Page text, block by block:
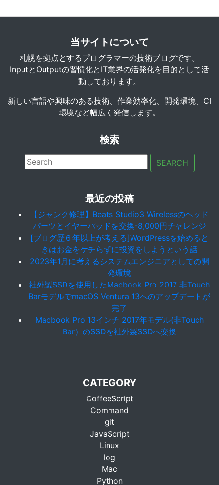
当サイトについて
札幌を拠点とするプログラマーの技術ブログです。
InputとOutputの習慣化とIT業界の活発化を目的として活
動しております。
新しい言語や興味のある技術、作業効率化、開発環境、CI
環境など幅広く発信します。
検索
SEARCH
最近の投稿
【ジャンク修理】Beats Studio3 Wirelessのヘッド
パーツとイヤーパッドを交換-8,000円チャレンジ
[ブログ歴６年以上が考える]WordPressを始めると
きはお金をケチらずに投資をしようという話
2023年1月に考えるシステムエンジニアとしての開
発環境
社外製SSDを使用したMacbook Pro 2017 非Touch
BarモデルでmacOS Ventura 13へのアップデートが
完了
Macbook Pro 13インチ 2017年モデル(非Touch
Bar）のSSDを社外製SSDへ交換
CATEGORY
CoffeeScript
Command
git
JavaScript
Linux
log
Mac
Python